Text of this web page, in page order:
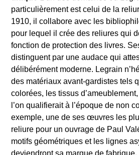
particulièrement est celui de la
1910, il collabore avec les
pour lequel il crée des reliures qui
fonction de protection des livres.
distinguent par une audace qui
délibérément moderne. Legrain
des matériaux avant-gardistes tels
colorées, les tissus
l’on qualifierait à l’époque de non
exemple, une de ses œuvres les
reliure pour un ouvrage de Paul
motifs géométriques et les lignes